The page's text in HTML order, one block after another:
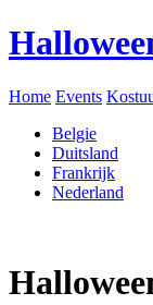
Home Events
Belgie
Duitsland
Frankrijk
Nederland